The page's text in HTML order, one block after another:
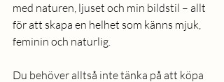
med naturen, ljuset och min bildstil – allt
för att skapa en helhet som känns mjuk,
feminin och naturlig.
Du behöver alltså inte tänka på att köpa